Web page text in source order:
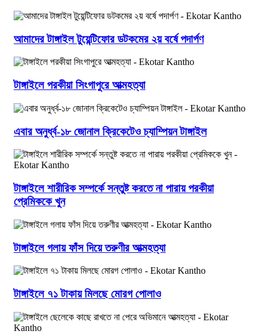
আমাদের টাঙ্গাইল টুয়েন্টিফোর ডটকমের ২য় বর্ষে পদার্পণ
টাঙ্গাইলে পরকীয়া সিংগাপুরে আত্মহত্যা
এবার অনুর্ধ্ব-১৮ জোনাল ক্রিকেটেও চ্যাম্পিয়ন টাঙ্গাইল
টাঙ্গাইলে শারীরিক সম্পর্কে সন্তুষ্ট করতে না পারায় পরকীয়া
প্রেমিককে খুন
টাঙ্গাইলে গলায় ফাঁস দিয়ে তরুণীর আত্মহত্যা
টাঙ্গাইলে ৭১ টাকায় মিলছে মোরগ পোলাও